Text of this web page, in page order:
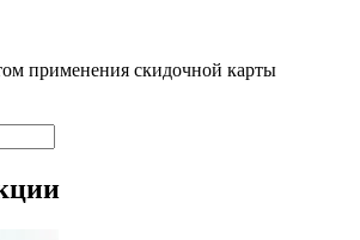
применения скидочной карты